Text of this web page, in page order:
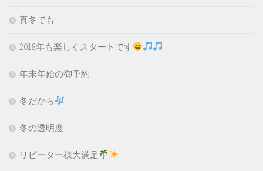
真冬でも
2018年も楽しくスタートです
年末年始の御予約
冬だから
冬の透明度
リピーター様大満足